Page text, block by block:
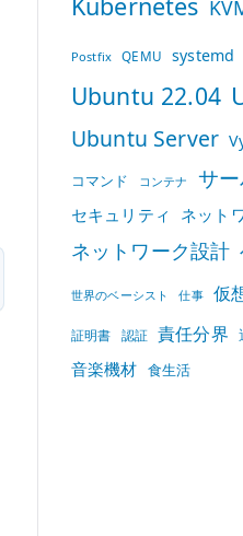
Postfix QEMU systemd
Ubuntu 22.04
Ubuntu Server
コマンド コンテナ サ
セキュリティ ネット
ネットワーク設計
世界のベーシスト 仕事 仮
証明書 認証 責任分界
音楽機材 食生活